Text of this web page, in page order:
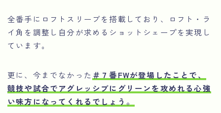
全番手にロフトスリーブを搭載しており、ロフト・ラ
イ角を調整し自分が求めるショットシェープを実現し
ています。
更に、今までなかった ＃７番FWが登場したことで、
競技や試合でアグレッシブにグリーンを攻めれる心強
い味方になってくれるでしょう。